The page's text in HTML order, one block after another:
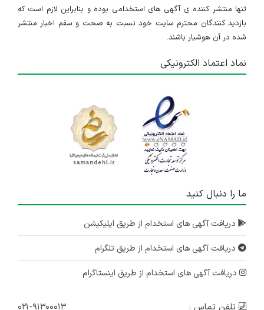
تنها منتشر کننده ی آگهی های استخدامی بوده و بنابراین لازم است که
بازدید کنندگان محترم سایت خود نسبت به صحت و سقم اخبار منتشر
شده در آن هوشیار باشند.
نماد اعتماد الکترونیکی
ما را دنبال کنید
دریافت آگهی های استخدام از طریق اپلیکیشن
دریافت آگهی های استخدام از طریق تلگرام
دریافت آگهی های استخدام از طریق اینستاگرام